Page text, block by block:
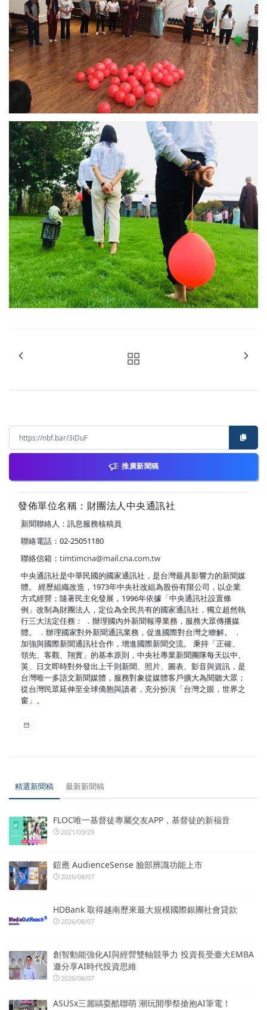
推廣新聞稿
發佈單位名稱：財團法人中央通訊社
新聞聯絡人：訊息服務核稿員
聯絡電話：02-25051180
聯絡信箱： timtimcna@mail.cna.com.tw
中央通訊社是中華民國的國家通訊社，是台灣最具影響力的新聞媒
體。 經歷組織改造，1973年中央社改組為股份有限公司，以企業
方式經營；隨著民主化發展，1996年依據「中央通訊社設置條
例」改制為財團法人，定位為全民共有的國家通訊社，獨立超然執
行三大法定任務： ．辦理國內外新聞報導業務，服務大眾傳播媒
體。 ．辦理國家對外新聞通訊業務，促進國際對台灣之瞭解。 ．
加強與國際新聞通訊社合作，增進國際新聞交流。 秉持「正確、
領先、客觀、翔實」的基本原則，中央社專業新聞團隊每天以中、
英、日文即時對外發出上千則新聞、照片、圖表、影音與資訊，是
台灣唯一多語文新聞媒體，服務對象從媒體客戶擴大為閱聽大眾；
從台灣民眾延伸至全球僑胞與讀者，充分扮演「台灣之眼，世界之
窗」。
精選新聞稿 最新新聞稿
FLOC唯一基督徒專屬交友APP，基督徒的新福音
2021/03/29
鎧應 AudienceSense 臉部辨識功能上市
2026/08/07
HDBank 取得越南歷來最大規模國際銀團社會貸款
2026/08/07
創智動能強化AI與經營雙軸競爭力 投資長受臺大EMBA
邀分享AI時代投資思維
2026/08/07
ASUSx三麗鷗耍酷聯萌 潮玩開學祭搶抱AI筆電！